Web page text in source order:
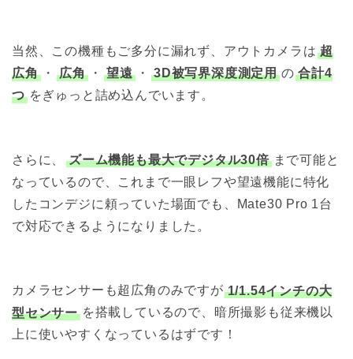
当然、この機種もご多分に漏れず、アウトカメラは 超
広角
・ 広角 ・ 望遠 ・ 3D被写界深度測定用 の 合計4
つ をぎゅっと詰め込んでいます。
さらに、 ズーム機能も最大でデジタル30倍 まで可能と
なっているので、これまで一眼レフや望遠機能に特化
したコンデジに頼っていた場面でも、Mate30 Pro 1台
で対応できるようになりました。
カメラセンサーも超広角のみですが 1/1.54インチの大
型センサー を搭載しているので、暗所撮影も従来機以
上に使いやすくなっているはずです！